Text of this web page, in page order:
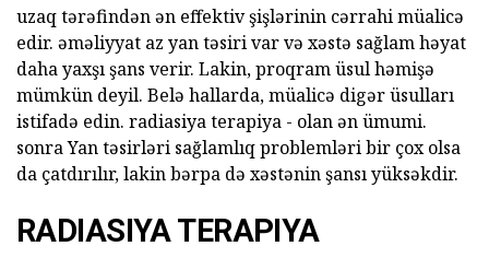
uzaq tərəfindən ən effektiv şişlərinin cərrahi müalicə
edir. əməliyyat az yan təsiri var və xəstə sağlam həyat
daha yaxşı şans verir. Lakin, proqram üsul həmişə
mümkün deyil. Belə hallarda, müalicə digər üsulları
istifadə edin. radiasiya terapiya - olan ən ümumi.
sonra Yan təsirləri sağlamlıq problemləri bir çox olsa
da çatdırılır, lakin bərpa də xəstənin şansı yüksəkdir.
RADIASIYA TERAPIYA